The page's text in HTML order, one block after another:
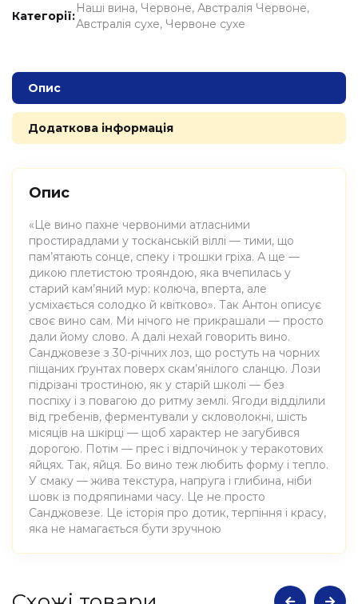
Категорії:
Наші вина Червоне Австралія Червоне
Австралія сухе Червоне сухе
Опис
Додаткова інформація
Опис
«Це вино пахне червоними атласними
простирадлами у тосканській віллі — тими, що
пам’ятають сонце, спеку і трошки гріха. А ще —
дикою плетистою трояндою, яка вчепилась у
старий кам’яний мур: колюча, вперта, але
усміхається солодко й квітково». Так Антон описує
своє вино сам. Ми нічого не прикрашали — просто
дали йому слово. А далі нехай говорить вино.
Санджовезе з 30-річних лоз, що ростуть на чорних
піщаних ґрунтах поверх скам’янілого сланцю. Лози
підрізані тростиною, як у старій школі — без
поспіху і з повагою до ритму землі. Ягоди відділили
від гребенів, ферментували у скловолокні, шість
місяців на шкірці — щоб характер не загубився
дорогою. Потім — прес і відпочинок у теракотових
яйцях. Так, яйця. Бо вино теж любить форму і тепло.
У смаку — жива текстура, напруга і глибина, ніби
шовк із подряпинами часу. Це не просто
Санджовезе. Це історія про дотик, терпіння і красу,
яка не намагається бути зручною
Атрибути